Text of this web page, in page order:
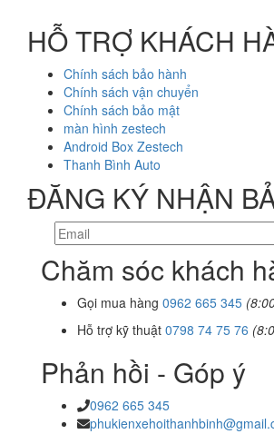
HỖ TRỢ KHÁCH
Chính sách bảo hành
Chính sách vận chuyển
Chính sách bảo mật
màn hình zestech
Android Box Zestech
Thanh Bình Auto
ĐĂNG KÝ NHẬN
Chăm sóc khách
Gọi mua hàng 0962 665 345
Hỗ trợ kỹ thuật 0798 74 75 76
Phản hồi - Góp ý
0962 665 345